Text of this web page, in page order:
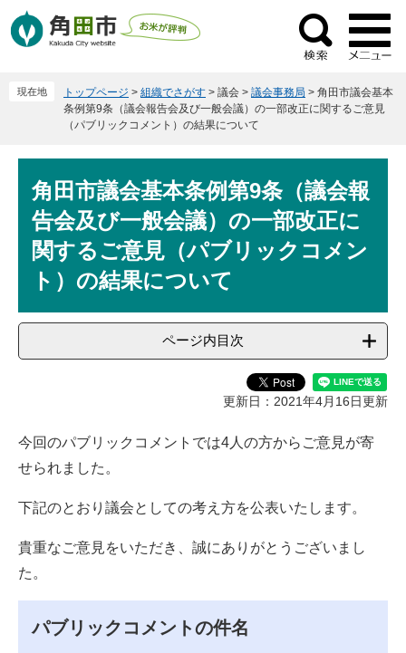
ー
ニ
検
索
現在地 トップページ > 組織でさがす > 議会 > 議会事務局 > 角田市議会基本
条例第9条（議会報告会及び一般会議）の一部改正に関するご意見
（パブリックコメント）の結果について
文角田市議会基本条例第9条（議会報
告会及び一般会議）の一部改正に
関するご意見（パブリックコメン
ト）の結果について
ページ内目次
更新日：2021年4月16日更新
今回のパブリックコメントでは4人の方からご意見が寄
せられました。
下記のとおり議会としての考え方を公表いたします。
貴重なご意見をいただき、誠にありがとうございまし
た。
パブリックコメントの件名